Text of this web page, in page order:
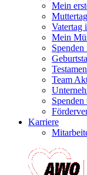
Mein
Vatertag
Mein
Team
Karriere